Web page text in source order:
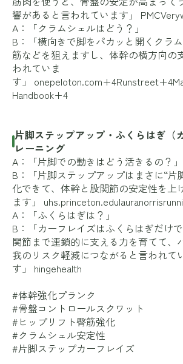
響があると言われています」 PMC
A：「クラムシェルはどう？」
B：「横向きで脚をパカッと開くクラ
筋などを狙えますし、体幹の横方向の
われていま
す」
Handbook+4
片脚ステップアップ・ふくらはぎ（
レーニング
A：「片脚での動きはどう活きるの？」
B：「片脚ステップアップはまさに“片
化できて、体幹と股関節の安定性を上
ます」 uhs.princeton.edu
A：「ふくらはぎは？」
B：「カーフレイズはふくらはぎだけ
関節まで連鎖的に支える力を育てて、
我のリスク軽減につながると言われて
す」 hingehealth
#体幹強化プランク
#骨盤コントロールスクワット
#ヒップリフト臀筋強化
#クラムシェル安定性
#片脚ステップカーフレイズ